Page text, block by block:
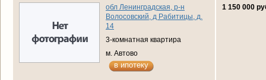
обл Ленинградская, р-н
Волосовский, д Рабитицы, д.
14
3-комнатная квартира
м. Автово
в ипотеку
1 150 000